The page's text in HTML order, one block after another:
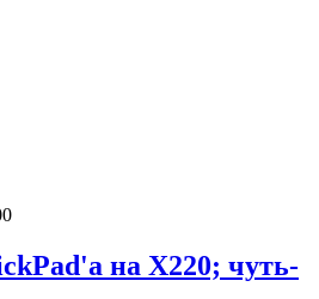
на X220; чуть-